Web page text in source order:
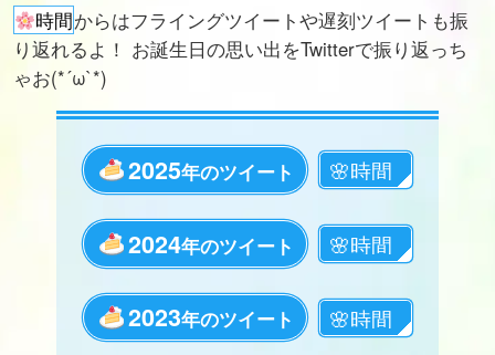
時間からはフライングツイートや遅刻ツイートも振
り返れるよ！ お誕生日の思い出をTwitterで振り返っち
ゃお(*´ω`*)
2025年のツイート
2024年のツイート
2023年のツイート